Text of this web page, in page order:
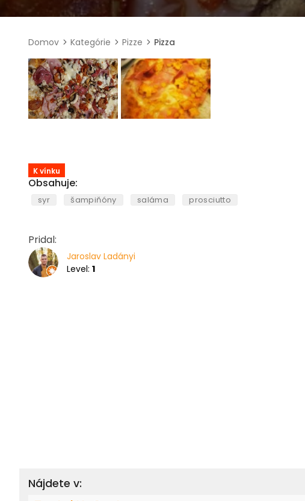
Domov Kategórie Pizze Pizza
K vínku
Obsahuje:
syr šampiňóny saláma prosciutto
Pridal:
Jaroslav Ladányi
Level: 1
Nájdete v: